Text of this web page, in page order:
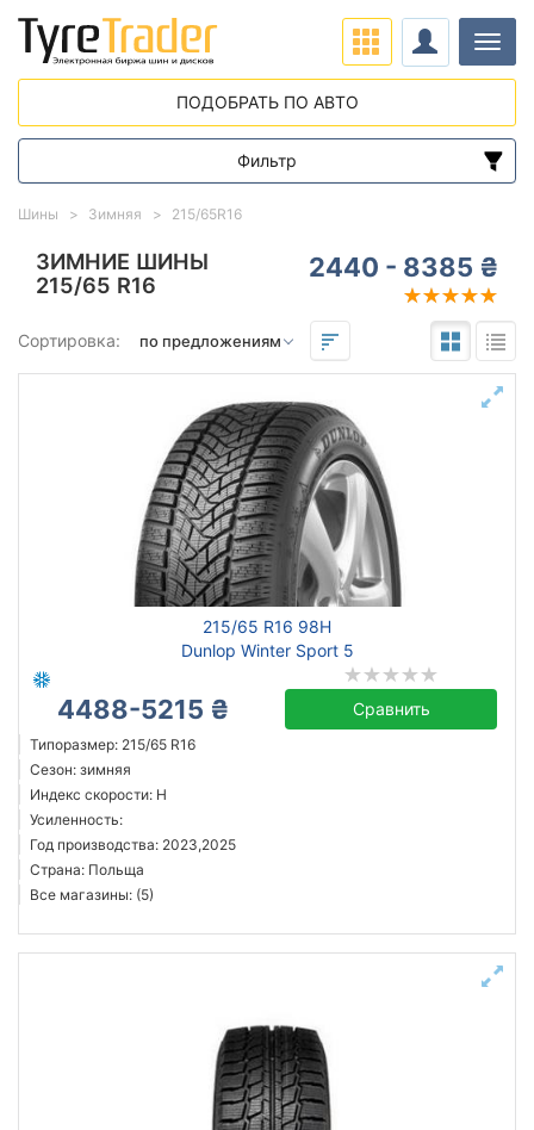
ЗИМНИЕ ШИНЫ
215/65 R16
2440 - 8385 ₴
Сортировка:
215/65 R16 98H
Dunlop Winter Sport 5
4488-5215 ₴ Сравнить
Типоразмер: 215/65 R16
Сезон: зимняя
Индекс скорости: H
Усиленность:
Год производства: 2023,2025
Страна: Польща
Все магазины: (5)
Шины Зимняя 215/65R16
ПОДОБРАТЬ ПО АВТО
Фильтр
Диапазон цен
от
зимняя нешип
Michelin
Continental
Hankook
Sailun
Тип транспортного средства